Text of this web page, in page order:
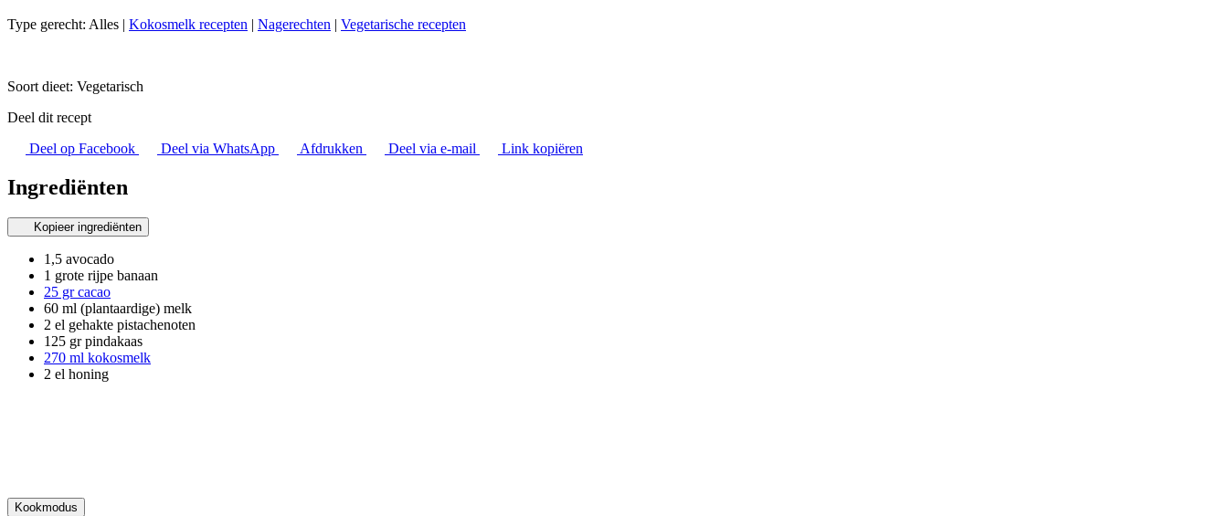
Type gerecht: Alles | Kokosmelk recepten | Nagerechten | Vegetarische recepten
Soort dieet: Vegetarisch
Deel dit recept
Deel op Facebook
Deel via WhatsApp Afdrukken Deel via e-mail Link kopiëren
Ingrediënten
Kopieer ingrediënten
1,5 avocado
1 grote rijpe banaan
25 gr cacao
60 ml (plantaardige) melk
2 el gehakte pistachenoten
125 gr pindakaas
270 ml kokosmelk
2 el honing
Kookmodus